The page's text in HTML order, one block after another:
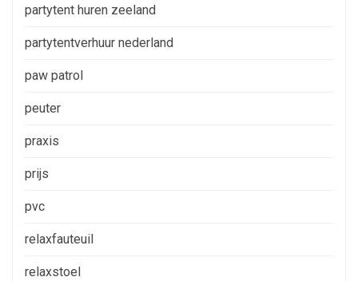
partytent huren zeeland
partytentverhuur nederland
paw patrol
peuter
praxis
prijs
pvc
relaxfauteuil
relaxstoel